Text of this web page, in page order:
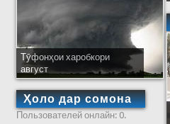
Тӯфонҳои харобкори
август
Ҳоло дар сомона
Пользователей онлайн: 0.